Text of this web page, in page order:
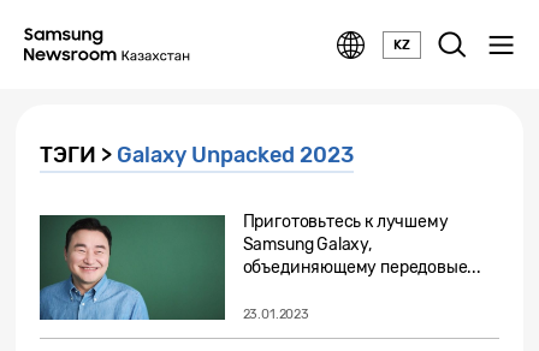
KZ
ТЭГИ > Galaxy Unpacked 2023
Приготовьтесь к лучшему
Samsung Galaxy,
объединяющему передовые...
23.01.2023